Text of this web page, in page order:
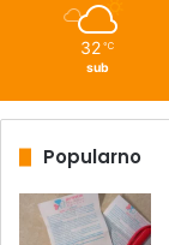
32 ℃
sub
Popularno